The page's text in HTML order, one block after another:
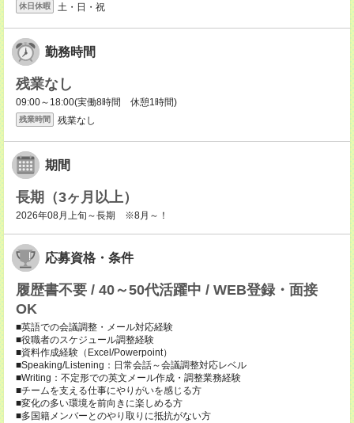
休日休暇 土・日・祝
勤務時間
残業なし
09:00～18:00(実働8時間 休憩1時間)
残業時間 残業なし
期間
長期（3ヶ月以上）
2026年08月上旬～長期 ※8月～！
応募資格・条件
履歴書不要 / 40～50代活躍中 / WEB登録・面接
OK
■英語での会議調整・メール対応経験
■役職者のスケジュール調整経験
■資料作成経験（Excel/Powerpoint）
■Speaking/Listening：日常会話～会議調整対応レベル
■Writing：不定形での英文メール作成・調整業務経験
■チームを支える仕事にやりがいを感じる方
■変化の多い環境を前向きに楽しめる方
■多国籍メンバーとのやり取りに抵抗がない方